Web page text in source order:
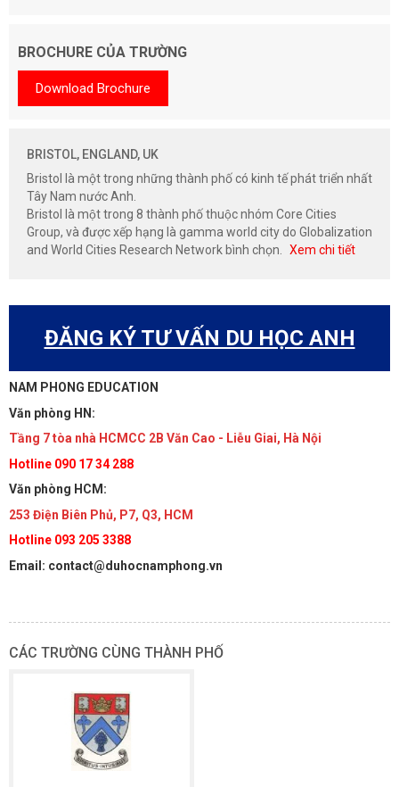
BROCHURE CỦA TRƯỜNG
Download Brochure
BRISTOL, ENGLAND, UK
Bristol là một trong những thành phố có kinh tế phát triển nhất
Tây Nam nước Anh.
Bristol là một trong 8 thành phố thuộc nhóm Core Cities
Group, và được xếp hạng là gamma world city do Globalization
and World Cities Research Network bình chọn.
Xem chi tiết
ĐĂNG KÝ TƯ VẤN DU HỌC ANH
NAM PHONG EDUCATION
Văn phòng HN:
Tầng 7 tòa nhà HCMCC 2B Văn Cao - Liễu Giai, Hà Nội
Hotline 090 17 34 288
Văn phòng HCM:
253 Điện Biên Phủ, P7, Q3, HCM
Hotline 093 205 3388
Email: contact@duhocnamphong.vn
CÁC TRƯỜNG CÙNG THÀNH PHỐ